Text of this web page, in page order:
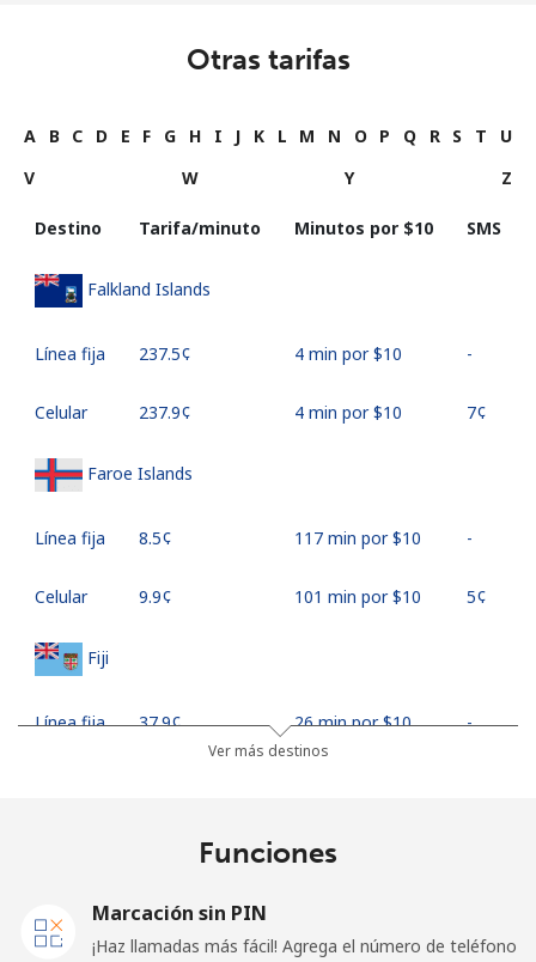
Otras tarifas
A B C D E F G H I J K L M N O P Q R S T
U
V
W Y Z
Destino Tarifa/minuto Minutos por ⁦$10⁩ SMS
Falkland Islands
Línea fija ⁦237.5¢⁩ 4 min por ⁦$10⁩ -
Celular ⁦237.9¢⁩ 4 min por ⁦$10⁩ ⁦7¢⁩
Faroe Islands
Línea fija ⁦8.5¢⁩ 117 min por ⁦$10⁩ -
Celular ⁦9.9¢⁩ 101 min por ⁦$10⁩ ⁦5¢⁩
Fiji
Línea fija ⁦37.9¢⁩ 26 min por ⁦$10⁩ -
Línea fija ⁦35.5¢⁩
Ver más destinos
Funciones
Marcación sin PIN
¡Haz llamadas más fácil! Agrega el número de teléfono